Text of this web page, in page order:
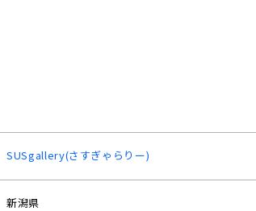
SUSgallery(さすぎゃらりー)
新潟県